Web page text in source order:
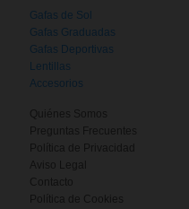
Gafas de Sol
Gafas Graduadas
Gafas Deportivas
Lentillas
Accesorios
Quiénes Somos
Preguntas Frecuentes
Política de Privacidad
Aviso Legal
Contacto
Política de Cookies